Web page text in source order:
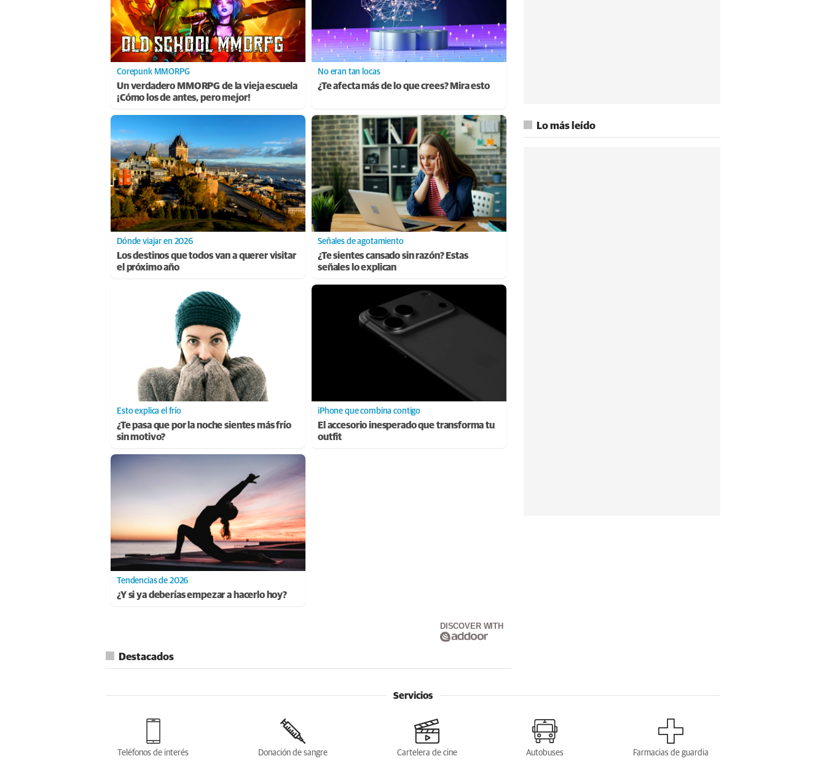
Corepunk MMORPG
Un verdadero MMORPG de la vieja escuela
¡Cómo los de antes, pero mejor!
No eran tan locas
¿Te afecta más de lo que crees? Mira esto
Dónde viajar en 2026
Los destinos que todos van a querer visitar
el próximo año
Señales de agotamiento
¿Te sientes cansado sin razón? Estas
señales lo explican
Esto explica el frío
¿Te pasa que por la noche sientes más frío
sin motivo?
iPhone que combina contigo
El accesorio inesperado que transforma tu
outfit
Tendencias de 2026
¿Y si ya deberías empezar a hacerlo hoy?
DISCOVER WITH
Destacados
Lo más leído
Servicios
Teléfonos de interés Donación de sangre Cartelera de cine Autobuses Farmacias de guardia